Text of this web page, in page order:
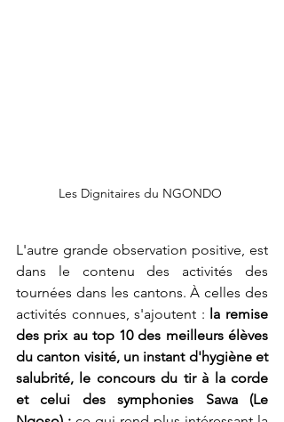
Les Dignitaires du NGONDO
L'autre grande observation positive, est
dans le contenu des activités des
tournées dans les cantons. À celles des
activités connues, s'ajoutent : la remise
des prix au top 10 des meilleurs élèves
du canton visité, un instant d'hygiène et
salubrité, le concours du tir à la corde
et celui des symphonies Sawa (Le